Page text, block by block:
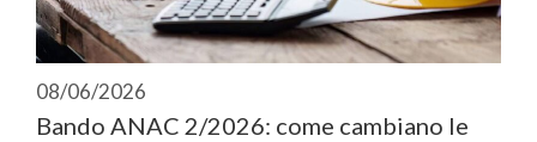
08/06/2026
Bando ANAC 2/2026: come cambiano le